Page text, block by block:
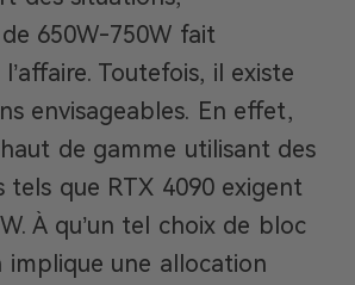
650W-750W fait
Toutefois, il existe
envisageables. En effet,
de gamme utilisant des
tels que RTX 4090 exigent
À qu’un tel choix de bloc
implique une allocation